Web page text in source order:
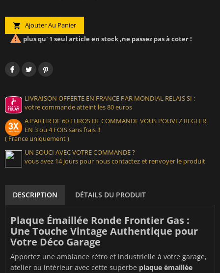
 Ajouter Au Panier
 plus qu' 1 seul article en stock ,ne passez pas à coter !
LIVRAISON OFFERTE EN FRANCE PAR MONDIAL RELAIS SI :
votre commande atteint les 80 euros
A PARTIR DE 60 EUROS DE COMMANDE VOUS POUVEZ REGLER
EN 3 ou 4 FOIS sans frais !!
( France uniquement )
UN SOUCI AVEC VOTRE COMMANDE ?
vous avez 14 jours pour nous contactez et renvoyer le produit
DESCRIPTION DÉTAILS DU PRODUIT
Plaque Émaillée Ronde Frontier Gas :
Une Touche Vintage Authentique pour
Votre Déco Garage
Apportez une ambiance rétro et industrielle à votre garage,
atelier ou intérieur avec cette superbe plaque émaillée